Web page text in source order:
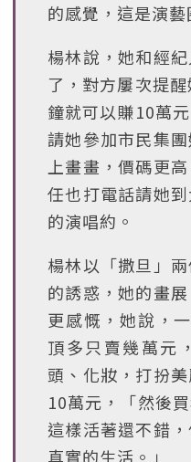
的感覺，這是演藝
楊林說，她和經
了，對方屢次提
鐘就可以賺10萬
請她參加市民集
上畫畫，價碼更
任也打電話請她
的演唱約。
楊林以「撒旦」
的誘惑，她的畫
更感慨，她說，
頂多只賣幾萬元
頭、化妝，打扮
10萬元，「然後
這樣活著還不錯
真實的生活。」